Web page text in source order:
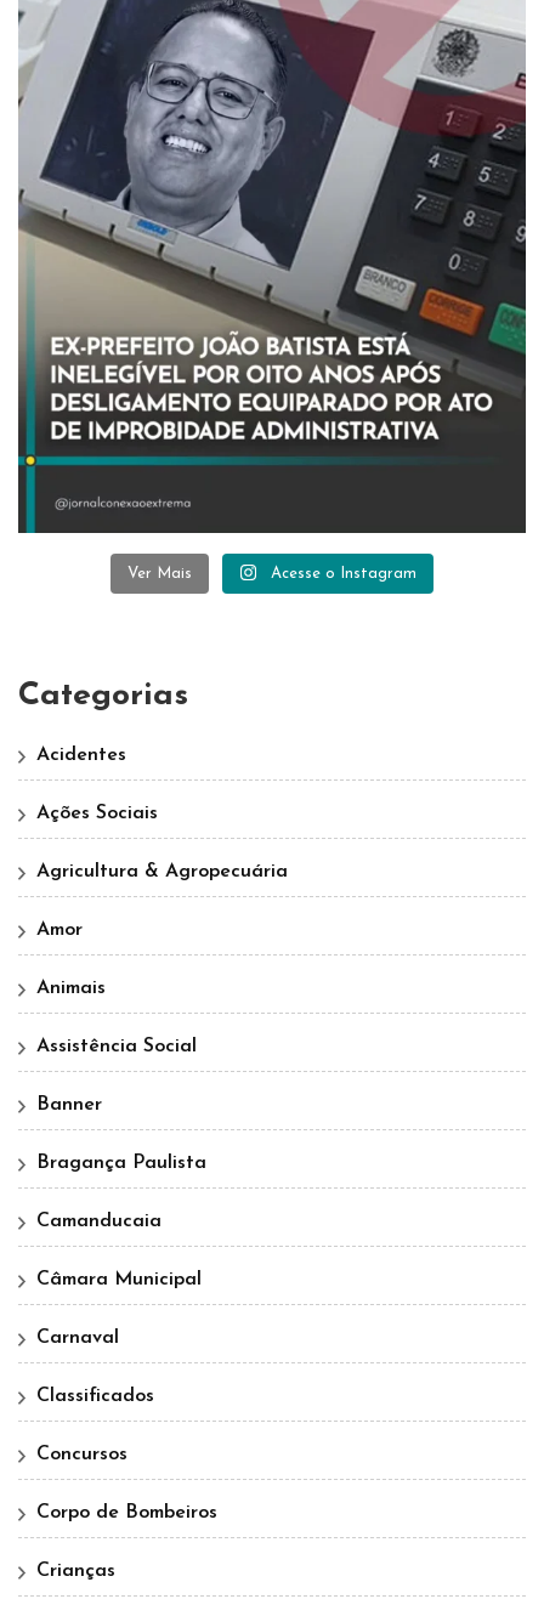
Ver Mais Acesse o Instagram
Categorias
Acidentes
Ações Sociais
Agricultura & Agropecuária
Amor
Animais
Assistência Social
Banner
Bragança Paulista
Camanducaia
Câmara Municipal
Carnaval
Classificados
Concursos
Corpo de Bombeiros
Crianças